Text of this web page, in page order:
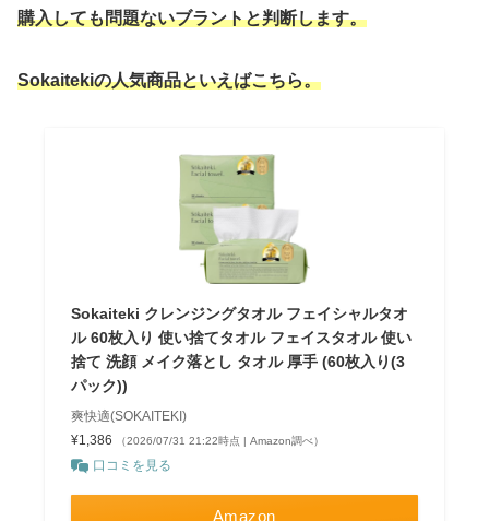
購入しても問題ないブラントと判断します。
Sokaitekiの人気商品といえばこちら。
Sokaiteki クレンジングタオル フェイシャルタオ
ル 60枚入り 使い捨てタオル フェイスタオル 使い
捨て 洗顔 メイク落とし タオル 厚手 (60枚入り(3
パック))
爽快適(SOKAITEKI)
¥1,386
（2026/07/31 21:22時点 | Amazon調べ）
口コミを見る
Amazon